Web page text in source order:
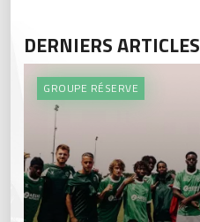
DERNIERS ARTICLES
GROUPE RÉSERVE